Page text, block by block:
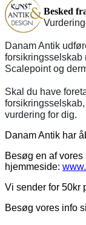
Besked
Danam Antik
forsikringsselskab
Scalepoint og
Skal du have
vurdering for dig.
Danam Antik har
Besøg en af
hjemmeside:
Vi sender for 50kr
Besøg vores info